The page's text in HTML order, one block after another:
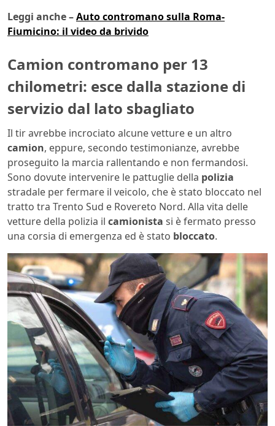
Leggi anche –Auto contromano sulla Roma-
Fiumicino: il video da brivido
Camion contromano per 13
chilometri: esce dalla stazione di
servizio dal lato sbagliato
Il tir avrebbe incrociato alcune vetture e un altro
camion, eppure, secondo testimonianze, avrebbe
proseguito la marcia rallentando e non fermandosi.
Sono dovute intervenire le pattuglie della polizia
stradale per fermare il veicolo, che è stato bloccato nel
tratto tra Trento Sud e Rovereto Nord. Alla vita delle
vetture della polizia il camionista si è fermato presso
una corsia di emergenza ed è stato bloccato.